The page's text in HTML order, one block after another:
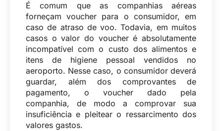
É comum que as companhias aéreas
forneçam voucher para o consumidor, em
caso de atraso de voo. Todavia, em muitos
casos o valor do voucher é absolutamente
incompatível com o custo dos alimentos e
itens de higiene pessoal vendidos no
aeroporto. Nesse caso, o consumidor deverá
guardar, além dos comprovantes de
pagamento, o voucher dado pela
companhia, de modo a comprovar sua
insuficiência e pleitear o ressarcimento dos
valores gastos.